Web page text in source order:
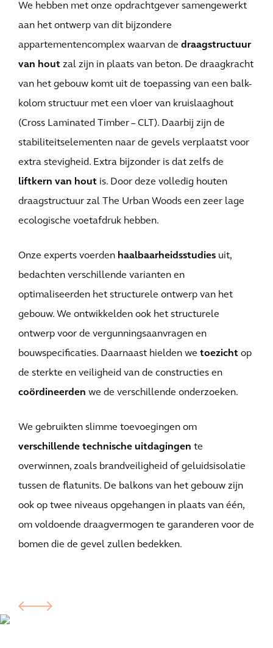
We hebben met onze opdrachtgever samengewerkt
aan het ontwerp van dit bijzondere
appartementencomplex waarvan de draagstructuur
van hout zal zijn in plaats van beton. De draagkracht
van het gebouw komt uit de toepassing van een balk-
kolom structuur met een vloer van kruislaaghout
(Cross Laminated Timber – CLT). Daarbij zijn de
stabiliteitselementen naar de gevels verplaatst voor
extra stevigheid. Extra bijzonder is dat zelfs de
liftkern van hout is. Door deze volledig houten
draagstructuur zal The Urban Woods een zeer lage
ecologische voetafdruk hebben.
Onze experts voerden haalbaarheidsstudies uit,
bedachten verschillende varianten en
optimaliseerden het structurele ontwerp van het
gebouw. We ontwikkelden ook het structurele
ontwerp voor de vergunningsaanvragen en
bouwspecificaties. Daarnaast hielden we toezicht op
de sterkte en veiligheid van de constructies en
coördineerden we de verschillende onderzoeken.
We gebruikten slimme toevoegingen om
verschillende technische uitdagingen te
overwinnen, zoals brandveiligheid of geluidsisolatie
tussen de flatunits. De balkons van het gebouw zijn
ook op twee niveaus opgehangen in plaats van één,
om voldoende draagvermogen te garanderen voor de
bomen die de gevel zullen bedekken.